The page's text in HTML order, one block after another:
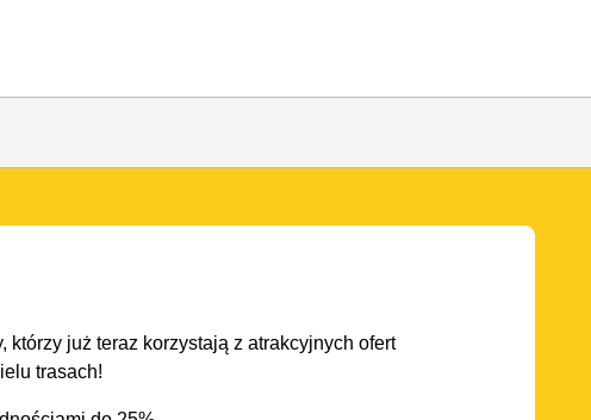
którzy już teraz korzystają z atrakcyjnych ofert
trasach!